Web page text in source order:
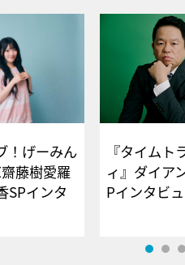
！げーみん
藤樹愛羅
SPインタ
『タイムト
ィ』ダイア
Pイン